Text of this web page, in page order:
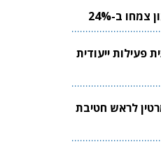
ב-24%
ייעודית
לראש חטיבת